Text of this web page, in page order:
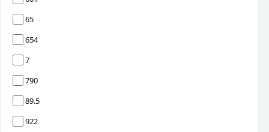
65
654
7
790
89.5
922